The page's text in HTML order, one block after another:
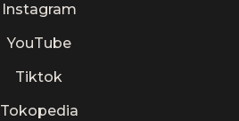
Instagram
YouTube
Tiktok
Tokopedia